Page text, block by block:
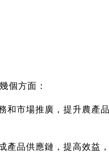
個方面：
和市場推廣，提升農產
品供應鏈，提高效益，